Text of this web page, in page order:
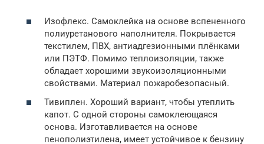
Изофлекс. Самоклейка на основе вспененного
полиуретанового наполнителя. Покрывается
текстилем, ПВХ, антиадгезионными плёнками
или ПЭТФ. Помимо теплоизоляции, также
обладает хорошими звукоизоляционными
свойствами. Материал пожаробезопасный.
Тивиплен. Хороший вариант, чтобы утеплить
капот. С одной стороны самоклеющаяся
основа. Изготавливается на основе
пенополиэтилена, имеет устойчивое к бензину